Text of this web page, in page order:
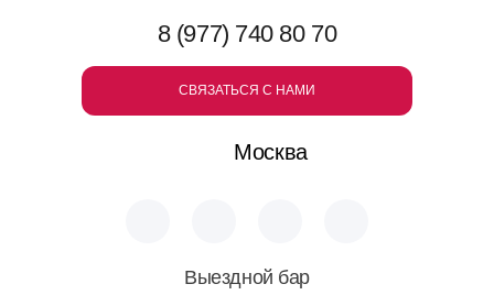
8 (977) 740 80 70
СВЯЗАТЬСЯ С НАМИ
Москва
Выездной бар